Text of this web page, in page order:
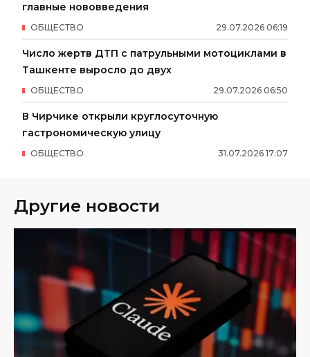
главные нововведения
29.07.2026 06:19
ОБЩЕСТВО
Число жертв ДТП с патрульными мотоциклами в
Ташкенте выросло до двух
29.07.2026 06:50
ОБЩЕСТВО
В Чирчике открыли круглосуточную
гастрономическую улицу
31.07.2026 17:07
ОБЩЕСТВО
Другие новости